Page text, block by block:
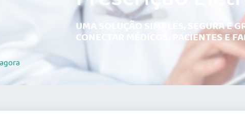
agora
UMA SOLUÇÃO SIMPLES, SEGURA E
CONECTAR MÉDICOS, PACIENTES E